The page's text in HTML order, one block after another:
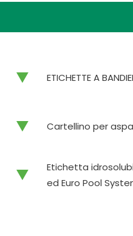
ETICHETTE A
Cartellino per
Etichetta
ed Euro Pool